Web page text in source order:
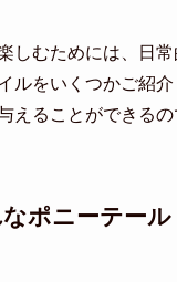
しむためには、日
ルをいくつかご紹
えることができるの
ポニーテール